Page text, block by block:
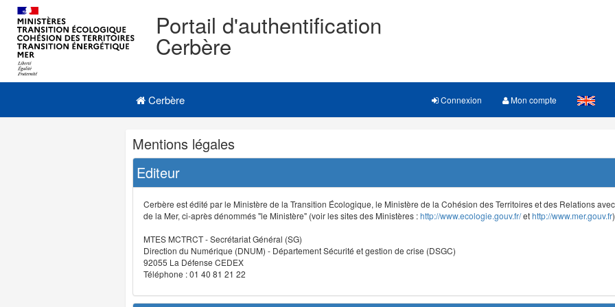
Portail d'authentification
Cerbère
Navigation
Menu principal
Cerbère Connexion Mon compte
Navigation
et
outils
annexes
Mentions légales
Editeur
Cerbère est édité par le Ministère de la Transition Écologique, le Ministère de la Cohésion des Territoires et des Relations
de la Mer, ci-après dénommés "le Ministère" (voir les sites des Ministères :http://www.ecologie.gouv.fr/ethttp://www.mer.gouv.fr
MTES MCTRCT - Secrétariat Général (SG)
Direction du Numérique (DNUM) - Département Sécurité et gestion de crise (DSGC)
92055 La Défense CEDEX
Téléphone : 01 40 81 21 22